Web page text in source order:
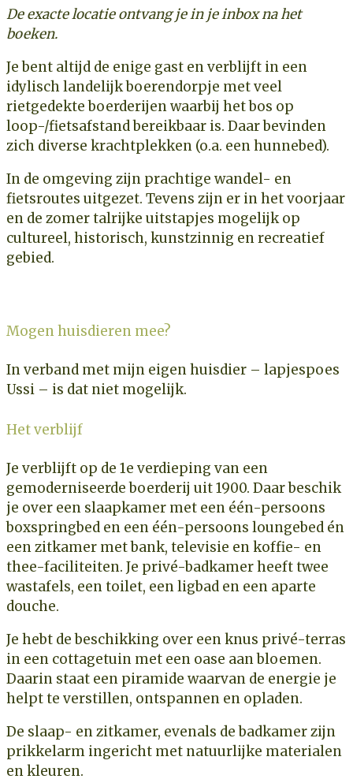
De exacte locatie ontvang je in je inbox na het
boeken.
Je bent altijd de enige gast en verblijft in een
idylisch landelijk boerendorpje met veel
rietgedekte boerderijen waarbij het bos op
loop-/fietsafstand bereikbaar is. Daar bevinden
zich diverse krachtplekken (o.a. een hunnebed).
In de omgeving zijn prachtige wandel- en
fietsroutes uitgezet. Tevens zijn er in het voorjaar
en de zomer talrijke uitstapjes mogelijk op
cultureel, historisch, kunstzinnig en recreatief
gebied.
Mogen huisdieren mee?
In verband met mijn eigen huisdier – lapjespoes
Ussi – is dat niet mogelijk.
Het verblijf
Je verblijft op de 1e verdieping van een
gemoderniseerde boerderij uit 1900. Daar beschik
je over een slaapkamer met een één-persoons
boxspringbed en een één-persoons loungebed én
een zitkamer met bank, televisie en koffie- en
thee-faciliteiten. Je privé-badkamer heeft twee
wastafels, een toilet, een ligbad en een aparte
douche.
Je hebt de beschikking over een knus privé-terras
in een cottagetuin met een oase aan bloemen.
Daarin staat een piramide waarvan de energie je
helpt te verstillen, ontspannen en opladen.
De slaap- en zitkamer, evenals de badkamer zijn
prikkelarm ingericht met natuurlijke materialen
en kleuren.